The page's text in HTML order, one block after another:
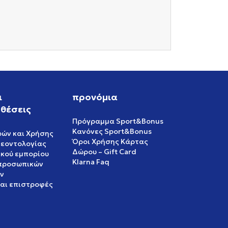
και Χρήσης
εμπορίου
επιστροφές
προνόμια
Πρόγραμμα Sport&Bonus
Κανόνες Sport&Bonus
Όροι Χρήσης Κάρτας
Δώρου – Gift Card
Klarna Faq